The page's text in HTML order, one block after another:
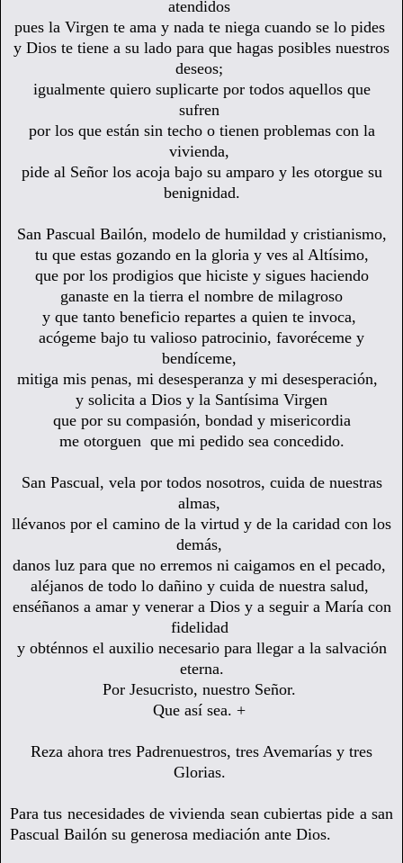
atendidos
pues la Virgen te ama y nada te niega cuando se lo pides
y Dios te tiene a su lado para que hagas posibles nuestros
deseos;
igualmente quiero suplicarte por todos aquellos que
sufren
por los que están sin techo o tienen problemas con la
vivienda,
pide al Señor los acoja bajo su amparo y les otorgue su
benignidad.
San Pascual Bailón, modelo de humildad y cristianismo,
tu que estas gozando en la gloria y ves al Altísimo,
que por los prodigios que hiciste y sigues haciendo
ganaste en la tierra el nombre de milagroso
y que tanto beneficio repartes a quien te invoca,
acógeme bajo tu valioso patrocinio, favoréceme y
bendíceme,
mitiga mis penas, mi desesperanza y mi desesperación,
y solicita a Dios y la Santísima Virgen
que por su compasión, bondad y misericordia
me otorguen que mi pedido sea concedido.
San Pascual, vela por todos nosotros, cuida de nuestras
almas,
llévanos por el camino de la virtud y de la caridad con los
demás,
danos luz para que no erremos ni caigamos en el pecado,
aléjanos de todo lo dañino y cuida de nuestra salud,
enséñanos a amar y venerar a Dios y a seguir a María con
fidelidad
y obténnos el auxilio necesario para llegar a la salvación
eterna.
Por Jesucristo, nuestro Señor.
Que así sea. +
Reza ahora tres Padrenuestros, tres Avemarías y tres
Glorias.
Para tus necesidades de vivienda sean cubiertas pide a san
Pascual Bailón su generosa mediación ante Dios.